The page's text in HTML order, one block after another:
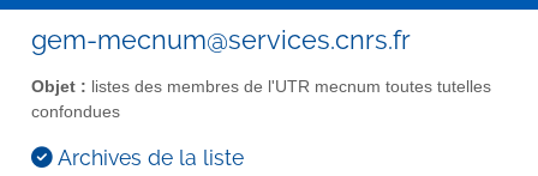
gem-mecnum@services.cnrs.fr
Objet : listes des membres de l'UTR mecnum toutes tutelles
confondues
Archives de la liste